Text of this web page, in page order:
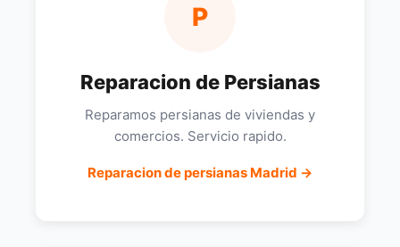
P
Reparacion de Persianas
Reparamos persianas de viviendas y
comercios. Servicio rapido.
Reparacion de persianas Madrid →